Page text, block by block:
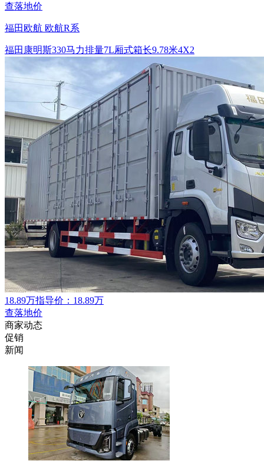
查落地价
福田欧航 欧航R系
福田康明斯330马力排量7L厢式箱长9.78米4X2
18.89万指导价：18.89万
查落地价
商家动态
促销
新闻